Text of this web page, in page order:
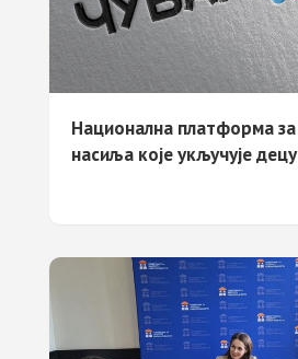
Национална платформа за
насиља које укључује